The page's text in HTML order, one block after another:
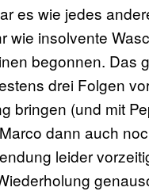
es wie jedes
wie insolvente
begonnen. Das
drei Folgen
bringen (und mit
dann auch
leider